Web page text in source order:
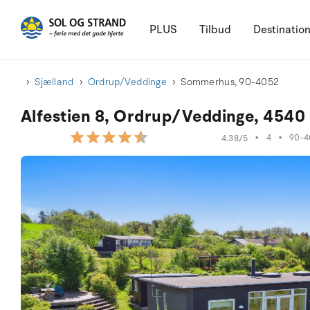
PLUS Tilbud
Sjælland Ordrup/Veddinge Sommerhus, 90-4052
Alfestien 8, Ordrup/Veddinge, 4540
4.38/5 • 4 • 90-